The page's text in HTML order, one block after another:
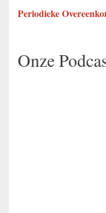
Periodieke
Onze